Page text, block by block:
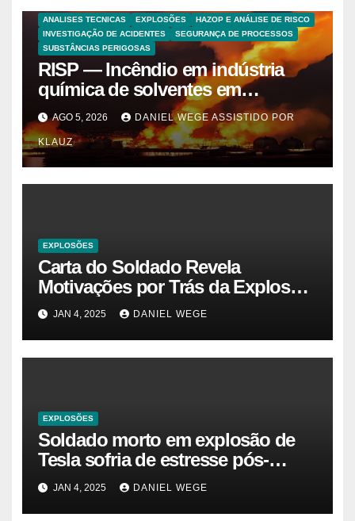
ANALISES TECNICAS EXPLOSÕES
HAZOP E ANÁLISE DE RISCO
INVESTIGAÇÃO DE ACIDENTES
SEGURANÇA DE PROCESSOS
SUBSTÂNCIAS PERIGOSAS
RISP — Incêndio em indústria
química de solventes em
Itaquaquecetuba/SP
(UNIQUIMA/Quema)
AGO 5, 2026 DANIEL WEGE ASSISTIDO POR
KLAUZ
EXPLOSÕES
Carta do Soldado Revela
Motivações por Trás da Explosão
do Cybertruck em Las Vegas –
Gazeta Brasil
JAN 4, 2025 DANIEL WEGE
EXPLOSÕES
Soldado morto em explosão de
Tesla sofria de estresse pós-
traumático e temia ‘colapso’ dos
EUA
JAN 4, 2025 DANIEL WEGE